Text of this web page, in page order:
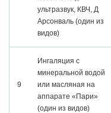
ультразвук, КВЧ, Д
Арсонваль (один из
видов)
9
Ингаляция с
минеральной водой
или масляная на
аппарате «Пари»
(один из видов)